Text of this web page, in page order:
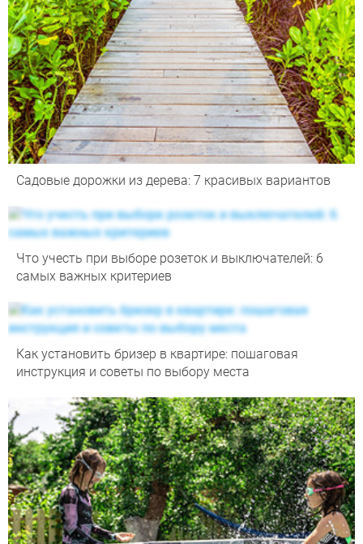
Садовые дорожки из дерева: 7 красивых вариантов
Что учесть при выборе розеток и выключателей: 6
самых важных критериев
Как установить бризер в квартире: пошаговая
инструкция и советы по выбору места